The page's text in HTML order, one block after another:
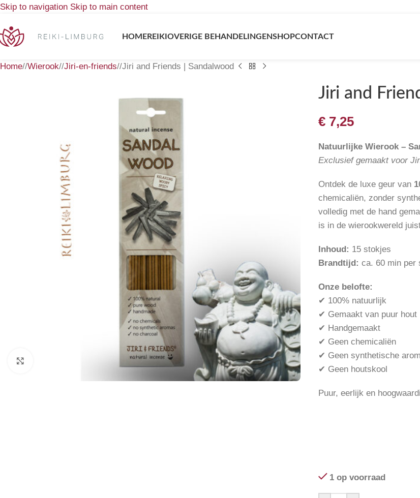
Skip to navigation Skip to main content
HOMEREIKIOVERIGE BEHANDELINGENSHOPCONTACT
Home/ Wierook/ Jiri-en-friends/ Jiri and Friends | Sandalwood
Jiri and
€7,25
Natuurlijke Wierook –
Exclusief gemaakt voor
Ontdek de luxe geur van
chemicaliën, zonder
volledig met de hand
is in de wierookwereld
Inhoud: 15 stokjes
Brandtijd: ca. 60 min per
Onze belofte:
✔ 100% natuurlijk
✔ Gemaakt van puur hout
✔ Handgemaakt
✔ Geen chemicaliën
✔ Geen synthetische
✔ Geen houtskool
Puur, eerlijk en
1 op voorraad